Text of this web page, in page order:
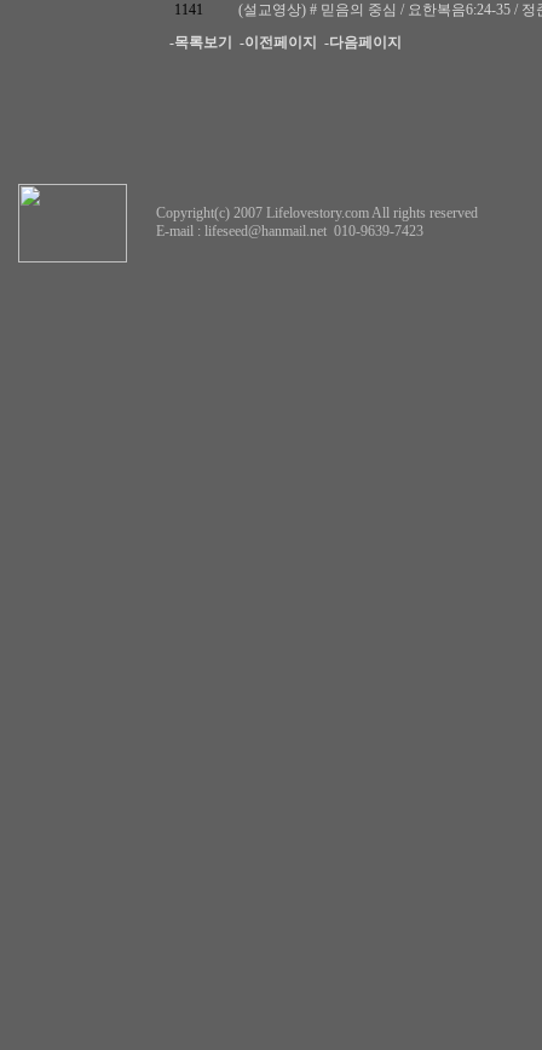
1141
(설교영상) # 믿음의 중심 / 요한복음6:24-35 / 정
-목록보기
-이전페이지 -다음페이지
Copyright(c) 2007 Lifelovestory.com All rights reserved
E-mail : lifeseed@hanmail.net 010-9639-7423